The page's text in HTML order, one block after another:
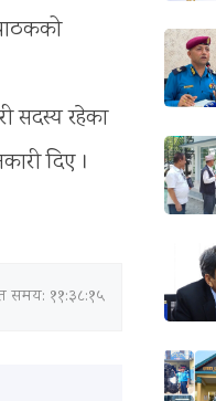
सदस्य रहेका
दिए ।
समय: ११:३८:१५